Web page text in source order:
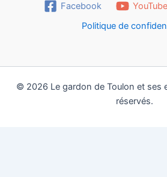
Facebook
YouTube
Politique de
© 2026 Le gardon de Toulon et ses
réservés.